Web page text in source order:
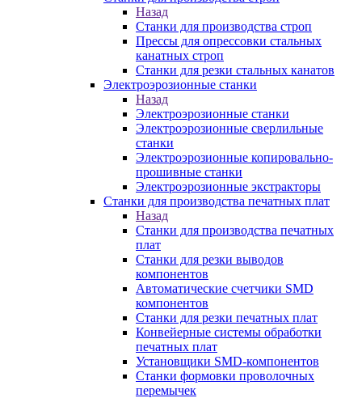
Назад
Станки для производства строп
Прессы для опрессовки стальных
канатных строп
Станки для резки стальных канатов
Электроэрозионные станки
Назад
Электроэрозионные станки
Электроэрозионные сверлильные
станки
Электроэрозионные копировально-
прошивные станки
Электроэрозионные экстракторы
Станки для производства печатных плат
Назад
Станки для производства печатных
плат
Станки для резки выводов
компонентов
Автоматические счетчики SMD
компонентов
Станки для резки печатных плат
Конвейерные системы обработки
печатных плат
Установщики SMD-компонентов
Станки формовки проволочных
перемычек